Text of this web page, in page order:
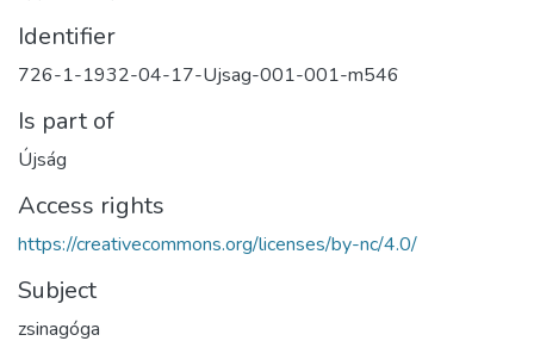
Identifier
726-1-1932-04-17-Ujsag-001-001-m546
Is part of
Újság
Access rights
https://creativecommons.org/licenses/by-nc/4.0/
Subject
zsinagóga